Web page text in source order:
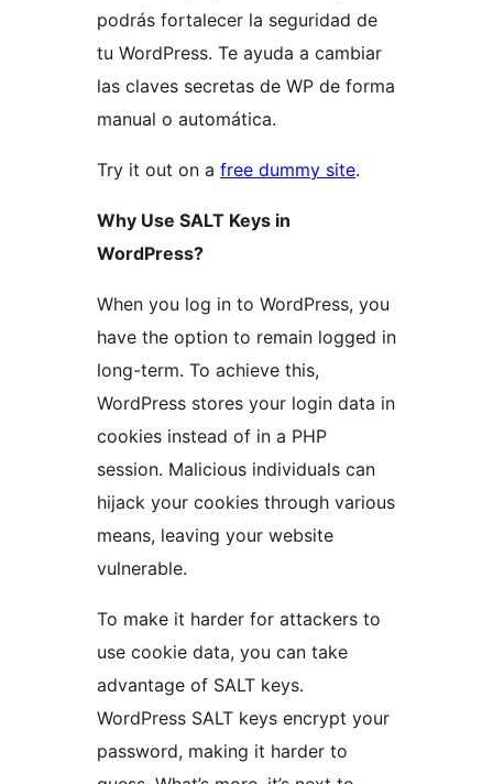
podrás fortalecer la seguridad de
tu WordPress. Te ayuda a cambiar
las claves secretas de WP de forma
manual o automática.
Try it out on a free dummy site.
Why Use SALT Keys in
WordPress?
When you log in to WordPress, you
have the option to remain logged in
long-term. To achieve this,
WordPress stores your login data in
cookies instead of in a PHP
session. Malicious individuals can
hijack your cookies through various
means, leaving your website
vulnerable.
To make it harder for attackers to
use cookie data, you can take
advantage of SALT keys.
WordPress SALT keys encrypt your
password, making it harder to